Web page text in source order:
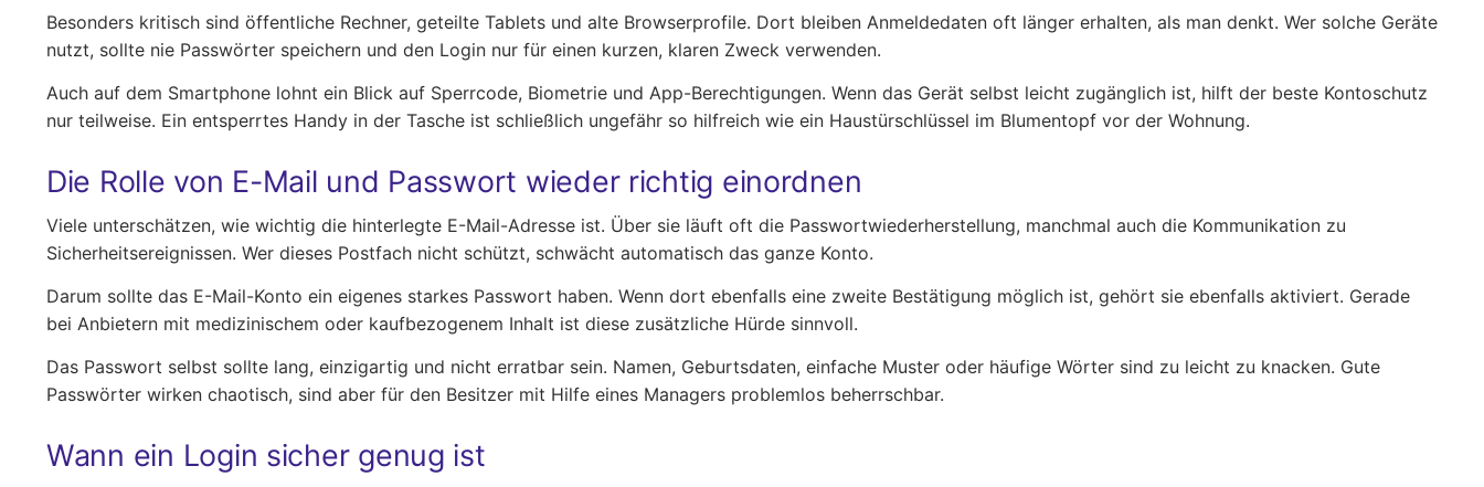
Besonders kritisch sind öffentliche Rechner, geteilte Tablets und alte Browserprofile. Dort bleiben Anmeldedaten oft länger erhalten, als man denkt. Wer solche Geräte
nutzt, sollte nie Passwörter speichern und den Login nur für einen kurzen, klaren Zweck verwenden.
Auch auf dem Smartphone lohnt ein Blick auf Sperrcode, Biometrie und App-Berechtigungen. Wenn das Gerät selbst leicht zugänglich ist, hilft der beste Kontoschutz
nur teilweise. Ein entsperrtes Handy in der Tasche ist schließlich ungefähr so hilfreich wie ein Haustürschlüssel im Blumentopf vor der Wohnung.
Die Rolle von E-Mail und Passwort wieder richtig einordnen
Viele unterschätzen, wie wichtig die hinterlegte E-Mail-Adresse ist. Über sie läuft oft die Passwortwiederherstellung, manchmal auch die Kommunikation zu
Sicherheitsereignissen. Wer dieses Postfach nicht schützt, schwächt automatisch das ganze Konto.
Darum sollte das E-Mail-Konto ein eigenes starkes Passwort haben. Wenn dort ebenfalls eine zweite Bestätigung möglich ist, gehört sie ebenfalls aktiviert. Gerade
bei Anbietern mit medizinischem oder kaufbezogenem Inhalt ist diese zusätzliche Hürde sinnvoll.
Das Passwort selbst sollte lang, einzigartig und nicht erratbar sein. Namen, Geburtsdaten, einfache Muster oder häufige Wörter sind zu leicht zu knacken. Gute
Passwörter wirken chaotisch, sind aber für den Besitzer mit Hilfe eines Managers problemlos beherrschbar.
Wann ein Login sicher genug ist